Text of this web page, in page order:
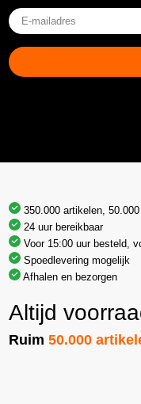
E-
mailadres(Vereist)
350.000 artikelen,
24 uur bereikbaar
Voor 15:00 uur besteld,
Spoedlevering mogelijk
Afhalen en bezorgen
Altijd
Ruim50.000